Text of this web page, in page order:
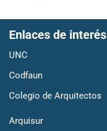
Enlaces de interés
UNC
Codfaun
Colegio de Arquitectos
Arquisur